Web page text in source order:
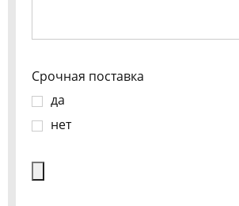
Срочная поставка
да
нет